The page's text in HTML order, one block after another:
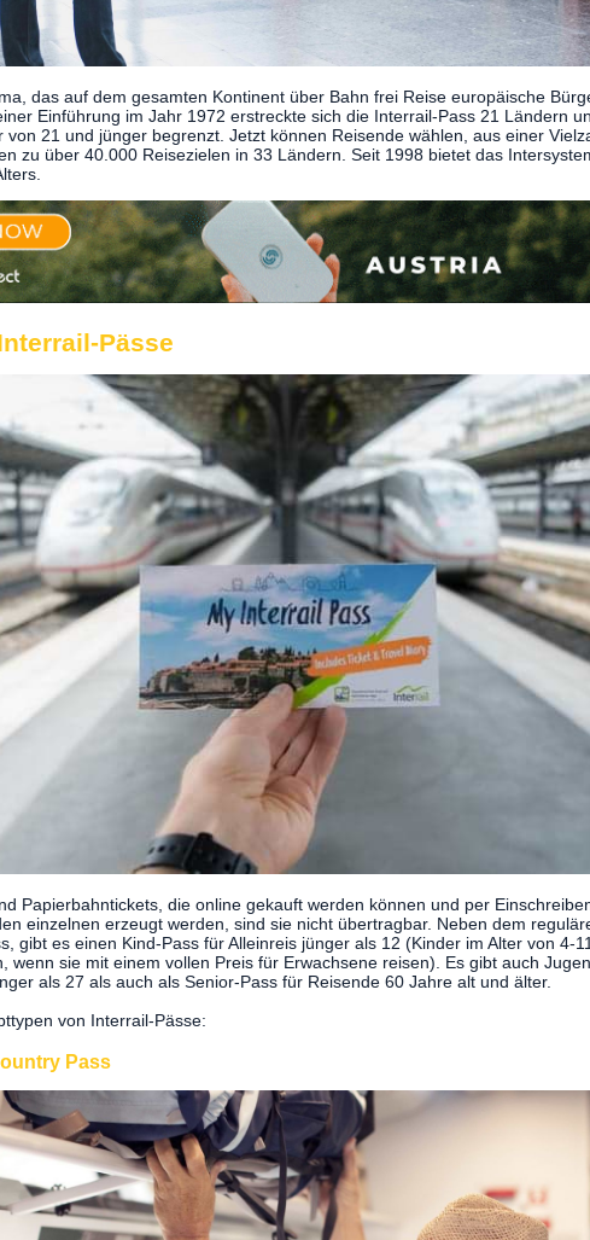
das auf dem gesamten Kontinent über Bahn frei Reise europäische
Einführung im Jahr 1972 erstreckte sich die Interrail-Pass 21 Ländern
von 21 und jünger begrenzt. Jetzt können Reisende wählen, aus einer
zu über 40.000 Reisezielen in 33 Ländern. Seit 1998 bietet das
Pässe
Papierbahntickets, die online gekauft werden können und per
einzelnen erzeugt werden, sind sie nicht übertragbar. Neben dem
gibt es einen Kind-Pass für Alleinreis jünger als 12 (Kinder im Alter von 4-
wenn sie mit einem vollen Preis für Erwachsene reisen). Es gibt auch
als 27 als auch als Senior-Pass für Reisende 60 Jahre alt und älter.
von Interrail-Pässe:
Pass